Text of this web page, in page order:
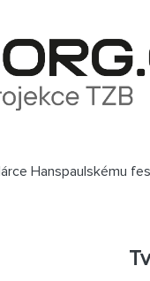
Hanspaulskému